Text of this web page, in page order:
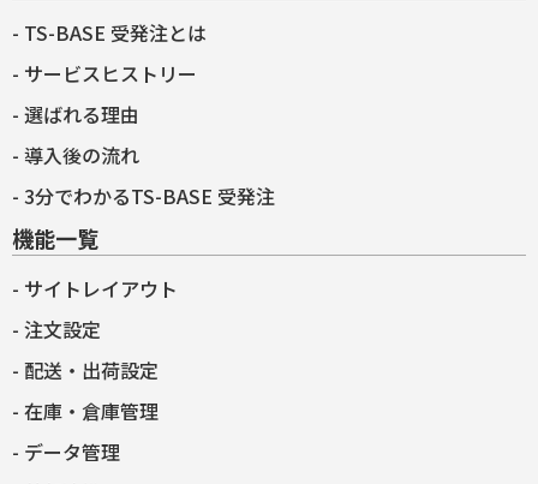
TS-BASE 受発注とは
サービスヒストリー
選ばれる理由
導入後の流れ
3分でわかるTS-BASE 受発注
機能一覧
サイトレイアウト
注文設定
配送・出荷設定
在庫・倉庫管理
データ管理